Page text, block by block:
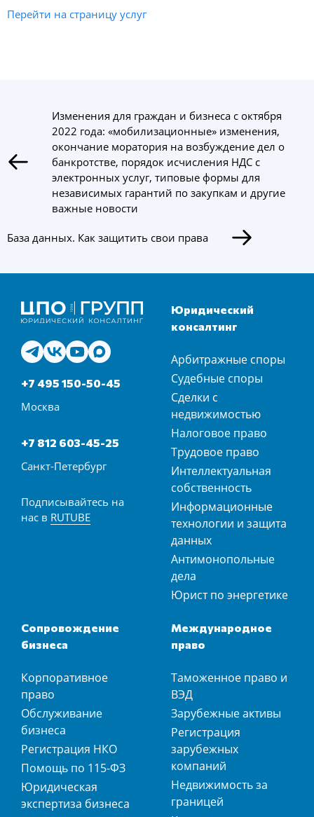
Перейти на страницу услуг
Изменения для граждан и бизнеса с октября
2022 года: «мобилизационные» изменения,
окончание моратория на возбуждение дел о
банкротстве, порядок исчисления НДС с
электронных услуг, типовые формы для
независимых гарантий по закупкам и другие
важные новости
База данных. Как защитить свои права
+7 495 150-50-45
Москва
+7 812 603-45-25
Санкт-Петербург
Подписывайтесь на
нас в RUTUBE
Юридический
консалтинг
Арбитражные споры
Судебные споры
Сделки с
недвижимостью
Налоговое право
Трудовое право
Интеллектуальная
собственность
Информационные
технологии и защита
данных
Антимонопольные
дела
Юрист по энергетике
Сопровождение
бизнеса
Корпоративное
право
Обслуживание
бизнеса
Регистрация НКО
Помощь по 115-ФЗ
Юридическая
экспертиза бизнеса
Международное
право
Таможенное право и
ВЭД
Зарубежные активы
Регистрация
зарубежных
компаний
Недвижимость за
границей